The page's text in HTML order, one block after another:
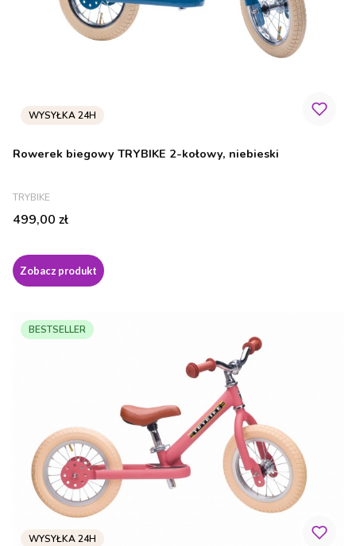
Rowerek biegowy TRYBIKE 2-kołowy, niebieski
PRODUCENT
TRYBIKE
Cena
499,00 zł
Zobacz produkt
BESTSELLER